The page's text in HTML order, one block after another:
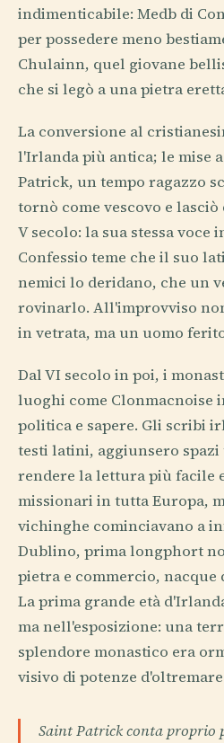
indimenticabile: Medb di
per possedere meno
Chulainn, quel giovane
che si legò a una pietra
La conversione al
l'Irlanda più antica; le mise
Patrick, un tempo ragazzo
tornò come vescovo e
V secolo: la sua stessa voce
Confessio teme che il suo
nemici lo deridano, che un
rovinarlo. All'improvviso
in vetrata, ma un uomo
Dal VI secolo in poi, i
luoghi come Clonmacnoise
politica e sapere. Gli scribi
testi latini, aggiunsero
rendere la lettura più facile
missionari in tutta Europa,
vichinghe cominciavano a
Dublino, prima longphort
pietra e commercio,
La prima grande età
ma nell'esposizione: una
splendore monastico era
visivo di potenze
Saint Patrick conta proprio